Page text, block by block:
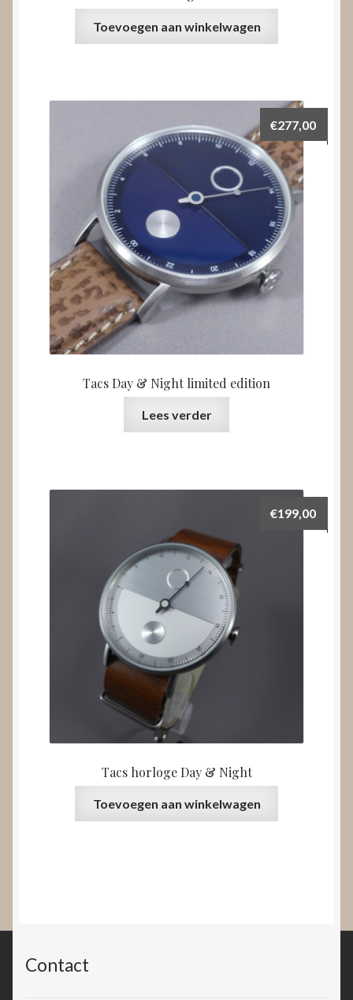
Toevoegen aan winkelwagen
Tacs Day & Night limited edition
€277,00
Lees verder
Tacs horloge Day & Night
€199,00
Toevoegen aan winkelwagen
Contact